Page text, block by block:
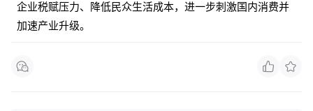
企业税赋压力、降低民众生活成本，进一步刺激国内消费并
加速产业升级。